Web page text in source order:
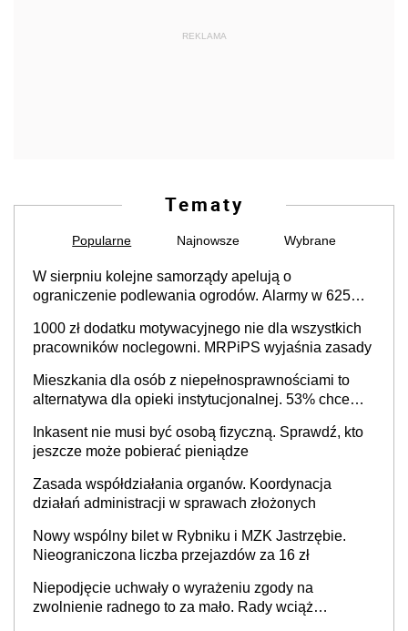
REKLAMA
Tematy
Popularne Najnowsze Wybrane
W sierpniu kolejne samorządy apelują o
ograniczenie podlewania ogrodów. Alarmy w 625
cały kraj
1000 zł dodatku motywacyjnego nie dla wszystkich
pracowników noclegowni. MRPiPS wyjaśnia zasady
Mieszkania dla osób z niepełnosprawnościami to
alternatywa dla opieki instytucjonalnej. 53% chce
Inkasent nie musi być osobą fizyczną. Sprawdź, kto
jeszcze może pobierać pieniądze
Zasada współdziałania organów. Koordynacja
działań administracji w sprawach złożonych
Nowy wspólny bilet w Rybniku i MZK Jastrzębie.
Nieograniczona liczba przejazdów za 16 zł
Niepodjęcie uchwały o wyrażeniu zgody na
zwolnienie radnego to za mało. Rady wciąż